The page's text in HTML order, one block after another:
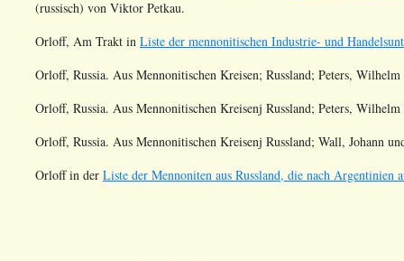
(russisch) von Viktor Petkau.
Orloff, Am Trakt in Liste der mennonitischen Industrie- und
Orloff, Russia. Aus Mennonitischen Kreisen; Russland; Peters,
Orloff, Russia. Aus Mennonitischen Kreisenj Russland; Peters,
Orloff, Russia. Aus Mennonitischen Kreisenj Russland; Wall, Johann
Orloff in der Liste der Mennoniten aus Russland, die nach Argentinien